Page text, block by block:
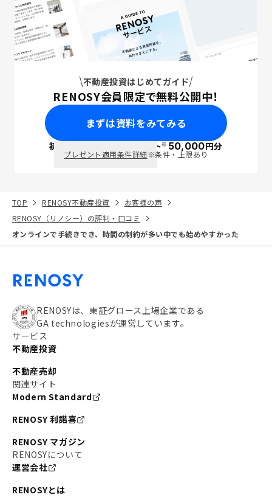
不動産投資はじめてガイド
RENOSY会員限定で無料公開中！
まずは資料をみてみる
初回面談で ポイント※50,000円分
プレゼント適用条件詳細※条件・上限あり
TOP RENOSY不動産投資
お客様の声
RENOSY（リノシー）の評判・口コミ
オンラインで手続きでき、時間の制約が多い中でも始めやすかった
RENOSYは、東証グロース上場企業である
GA technologiesが運営しています。
サービス
不動産投資
不動産売却
関連サイト
Modern Standard
RENOSY 利諾喜
RENOSY マガジン
RENOSYについて
運営会社
RENOSYとは